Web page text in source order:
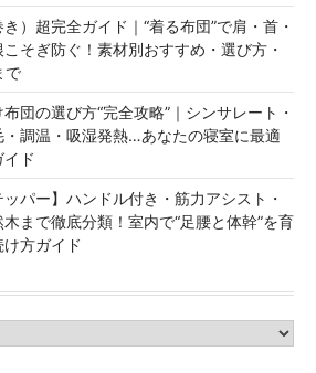
）超完全ガイド｜“着る布団”で肩・首・
そぎ防ぐ！素材別おすすめ・選び方・
で
布団の選び方“完全攻略”｜シンサレート・
・調温・吸湿発熱…あなたの寝室に最適
ド
ッパー】ハンドル付き・筋力アシスト・
まで徹底分類！室内で“足腰と体幹”を育
方ガイド